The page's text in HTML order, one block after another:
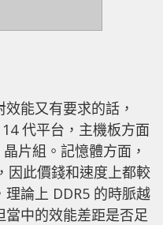
能又有要求的話，
代平台，主機板方面
片組。記憶體方面，
因此價錢和速度上都較
論上 DDR5 的時脈越
中的效能差距是否足